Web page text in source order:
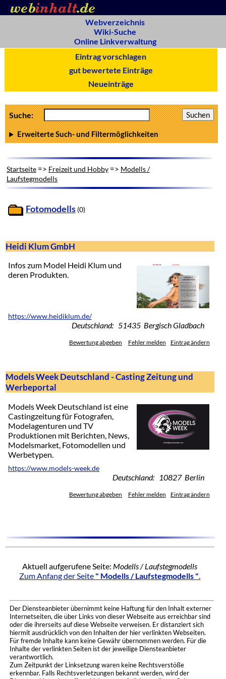
Webverzeichnis
Wiki-Suche
Online Linkverwaltung
Eintrag vorschlagen
gut bewertete Einträge
Neueinträge
Suche:
Erweiterte Such- und Filtermöglichkeiten
Startseite=> Freizeit und Hobby=> Modells /
Laufstegmodells
Fotomodells (0)
Heidi Klum GmbH
Infos zum Model Heidi Klum und
deren Produkten.
https://www.heidiklum.de/
Deutschland: 51435 Bergisch Gladbach
Bewertung abgeben Fehler melden Eintrag ändern
Models Week Deutschland - Casting Zeitung und
Werbeportal
Models Week Deutschland ist eine
Castingzeitung für Fotografen,
Modelagenturen und TV
Produktionen mit Berichten, News,
Modelsmarket, Fotomodellen und
Werbetypen.
https://www.models-week.de
Deutschland: 10827 Berlin
Bewertung abgeben Fehler melden Eintrag ändern
Aktuell aufgerufene Seite: Modells / Laufstegmodells
Zum Anfang der Seite " Modells / Laufstegmodells ".
Der Diensteanbieter übernimmt keine Haftung für den Inhalt externer
Internetseiten, die über Links von dieser Webseite aus erreichbar sind
oder die ihrerseits auf diese Webseite verweisen. Er distanziert sich
hiermit ausdrücklich von den Inhalten der hier verlinkten Webseiten.
Für fremde Inhalte kann keine Gewähr übernommen werden. Für die
Inhalte der verlinkten Seiten ist der jeweilige Diensteanbieter
verantwortlich.
Zum Zeitpunkt der Linksetzung waren keine Rechtsverstöße
erkennbar. Falls Rechtsverletzungen bekannt werden, wird der